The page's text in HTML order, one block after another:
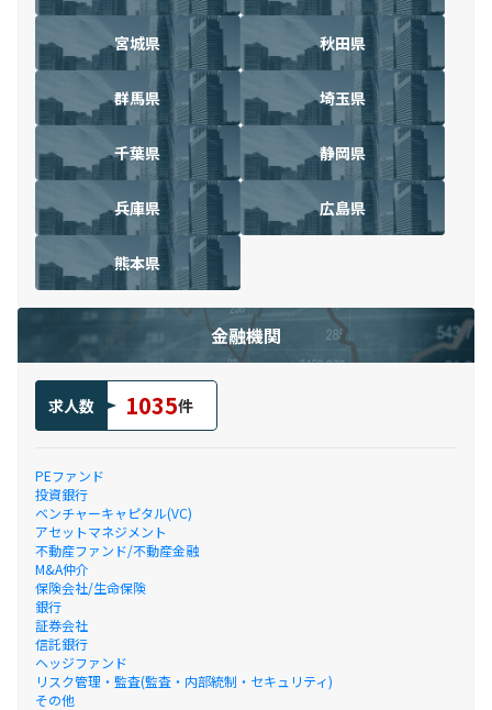
宮城県 秋田県
群馬県 埼玉県
千葉県 静岡県
兵庫県 広島県
熊本県
金融機関
求人数 1035件
PEファンド
投資銀行
ベンチャーキャピタル(VC)
アセットマネジメント
不動産ファンド/不動産金融
M&A仲介
保険会社/生命保険
銀行
証券会社
信託銀行
ヘッジファンド
リスク管理・監査(監査・内部統制・セキュリティ)
その他